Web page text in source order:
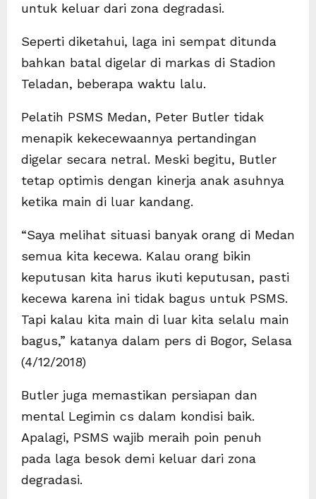
untuk keluar dari zona degradasi.
Seperti diketahui, laga ini sempat ditunda
bahkan batal digelar di markas di Stadion
Teladan, beberapa waktu lalu.
Pelatih PSMS Medan, Peter Butler tidak
menapik kekecewaannya pertandingan
digelar secara netral. Meski begitu, Butler
tetap optimis dengan kinerja anak asuhnya
ketika main di luar kandang.
“Saya melihat situasi banyak orang di Medan
semua kita kecewa. Kalau orang bikin
keputusan kita harus ikuti keputusan, pasti
kecewa karena ini tidak bagus untuk PSMS.
Tapi kalau kita main di luar kita selalu main
bagus,” katanya dalam pers di Bogor, Selasa
(4/12/2018)
Butler juga memastikan persiapan dan
mental Legimin cs dalam kondisi baik.
Apalagi, PSMS wajib meraih poin penuh
pada laga besok demi keluar dari zona
degradasi.